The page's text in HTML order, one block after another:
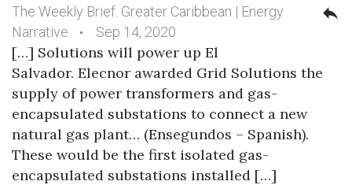
The Weekly Brief: Greater Caribbean | Energy
Narrative
Sep 14, 2020
[…] Solutions will power up El
Salvador. Elecnor awarded Grid Solutions the
supply of power transformers and gas-
encapsulated substations to connect a new
natural gas plant… (Ensegundos – Spanish).
These would be the first isolated gas-
encapsulated substations installed […]
reply